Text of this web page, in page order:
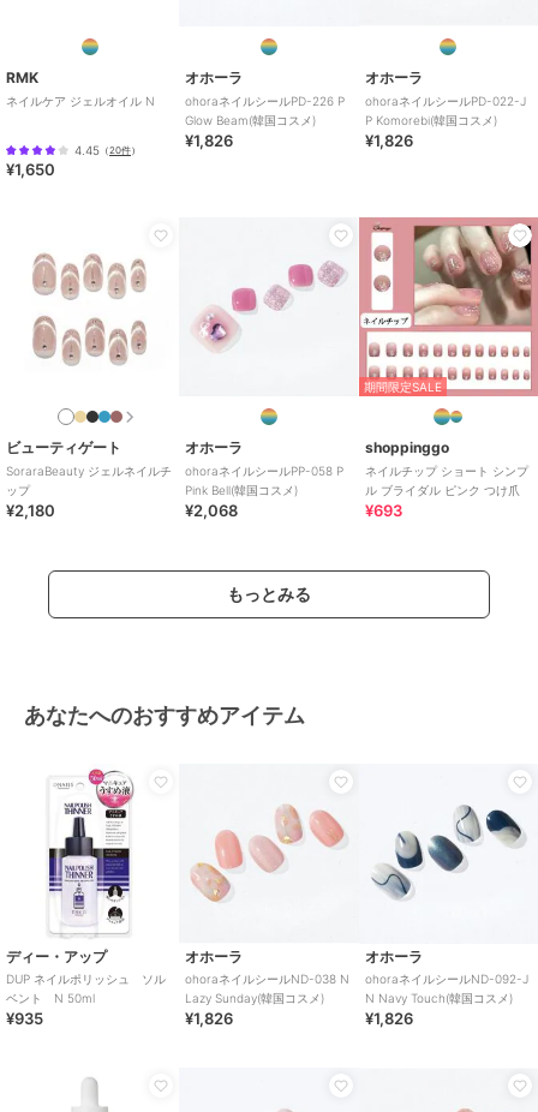
オホーラ オホーラ
オホーラ
ohoraネイルシールND-
049-J N Coy Check(韓
ohoraネイルチップNP-
CSOV-002 Serene
Velvet(韓国コスメ)
¥ 2,400
ohoraネイルチップNP-
CMOV-016 Glimmer
Baby(韓国コスメ)
2,400
RMK
ネイルケア ジェルオイル N
4.45 （20件）
¥1,650
オホーラ
ohoraネイルシールPD-226 P
Glow Beam(韓国コスメ)
¥1,826
オホーラ
ohoraネイルシールPD-022-J
P Komorebi(韓国コスメ)
¥1,826
ビューティゲート
SoraraBeauty ジェルネイルチ
ップ
¥2,180
オホーラ
ohoraネイルシールPP-058 P
Pink Bell(韓国コスメ)
¥2,068
期間限定SALE
shoppinggo
ネイルチップ ショート シンプ
ル ブライダル ピンク つけ爪
¥693
もっとみる
あなたへのおすすめアイテム
ディー・アップ
DUP ネイルポリッシュ ソル
ベント N 50ml
¥935
オホーラ
ohoraネイルシールND-038 N
Lazy Sunday(韓国コスメ)
¥1,826
オホーラ
ohoraネイルシールND-092-J
N Navy Touch(韓国コスメ)
¥1,826